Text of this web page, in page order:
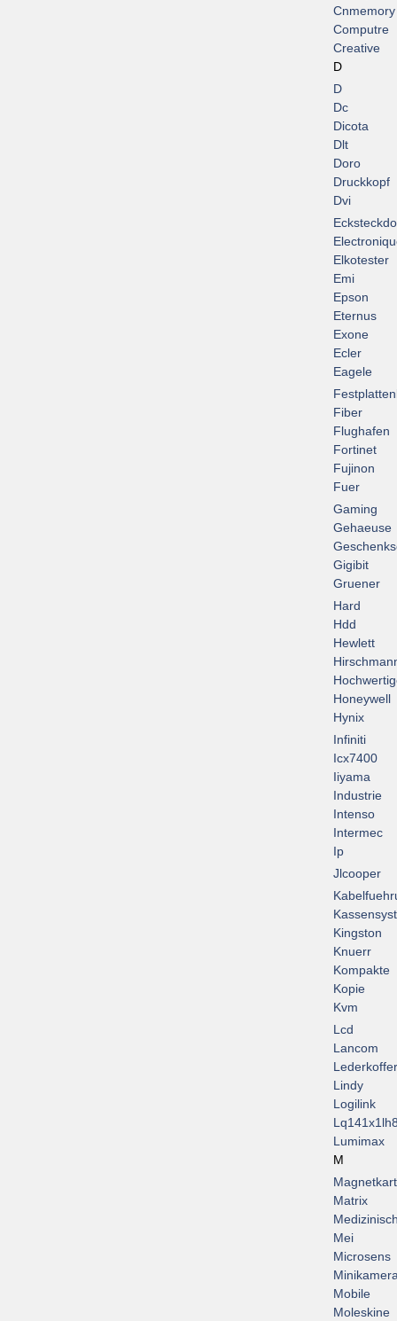
Cnmemory
Computre
Creative
D
D
Dc
Dicota
Dlt
Doro
Druckkopf
Dvi
Elkotester
Emi
Epson
Eternus
Exone
Ecler
Eagele
Fiber
Flughafen
Fortinet
Fujinon
Fuer
Gaming
Gehaeuse
Gigibit
Gruener
Hard
Hdd
Hewlett
Honeywell
Hynix
Infiniti
Icx7400
Iiyama
Industrie
Intenso
Intermec
Ip
Jlcooper
Kingston
Knuerr
Kompakte
Kopie
Kvm
Lcd
Lancom
Lederkoffer
Lindy
Logilink
Lumimax
M
Matrix
Mei
Microsens
Mobile
Moleskine